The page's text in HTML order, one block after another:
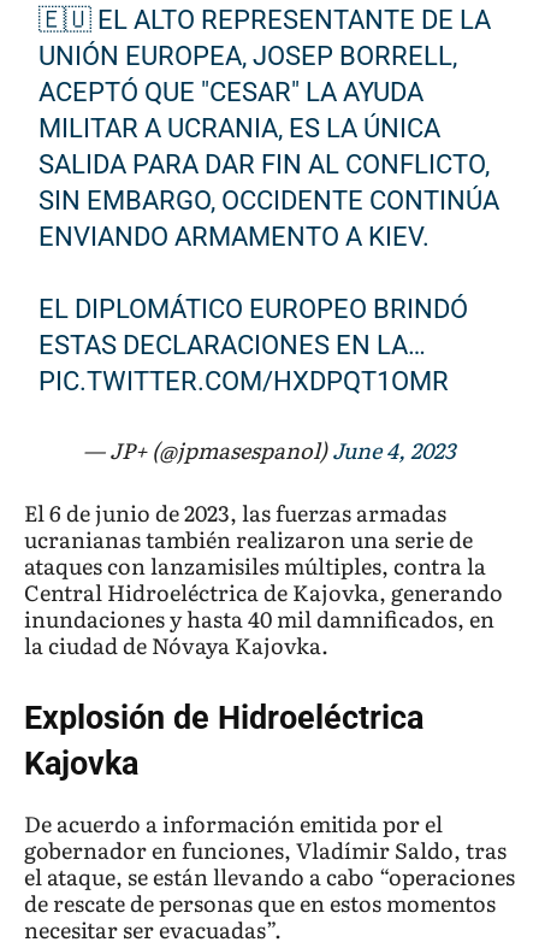
🇪🇺 EL ALTO REPRESENTANTE DE LA
UNIÓN EUROPEA, JOSEP BORRELL,
ACEPTÓ QUE "CESAR" LA AYUDA
MILITAR A UCRANIA, ES LA ÚNICA
SALIDA PARA DAR FIN AL CONFLICTO,
SIN EMBARGO, OCCIDENTE CONTINÚA
ENVIANDO ARMAMENTO A KIEV.
EL DIPLOMÁTICO EUROPEO BRINDÓ
ESTAS DECLARACIONES EN LA…
PIC.TWITTER.COM/HXDPQT1OMR
— JP+ (@jpmasespanol)June 4, 2023
El 6 de junio de 2023, las fuerzas armadas
ucranianas también realizaron una serie de
ataques con lanzamisiles múltiples, contra la
Central Hidroeléctrica de Kajovka, generando
inundaciones y hasta 40 mil damnificados, en
la ciudad de Nóvaya Kajovka.
Explosión de Hidroeléctrica
Kajovka
De acuerdo a información emitida por el
gobernador en funciones, Vladímir Saldo, tras
el ataque, se están llevando a cabo “operaciones
de rescate de personas que en estos momentos
necesitar ser evacuadas”.